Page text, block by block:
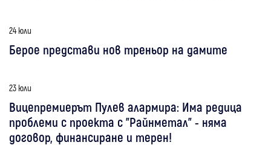
24 юли
Берое представи нов треньор на дамите
23 юли
Вицепремиерът Пулев алармира: Има редица
проблеми с проекта с "Райнметал" - няма
договор, финансиране и терен!